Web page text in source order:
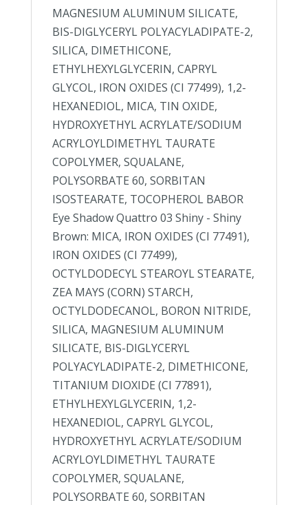
MAGNESIUM ALUMINUM SILICATE,
BIS-DIGLYCERYL POLYACYLADIPATE-2,
SILICA, DIMETHICONE,
ETHYLHEXYLGLYCERIN, CAPRYL
GLYCOL, IRON OXIDES (CI 77499), 1,2-
HEXANEDIOL, MICA, TIN OXIDE,
HYDROXYETHYL ACRYLATE/SODIUM
ACRYLOYLDIMETHYL TAURATE
COPOLYMER, SQUALANE,
POLYSORBATE 60, SORBITAN
ISOSTEARATE, TOCOPHEROL BABOR
Eye Shadow Quattro 03 Shiny - Shiny
Brown: MICA, IRON OXIDES (CI 77491),
IRON OXIDES (CI 77499),
OCTYLDODECYL STEAROYL STEARATE,
ZEA MAYS (CORN) STARCH,
OCTYLDODECANOL, BORON NITRIDE,
SILICA, MAGNESIUM ALUMINUM
SILICATE, BIS-DIGLYCERYL
POLYACYLADIPATE-2, DIMETHICONE,
TITANIUM DIOXIDE (CI 77891),
ETHYLHEXYLGLYCERIN, 1,2-
HEXANEDIOL, CAPRYL GLYCOL,
HYDROXYETHYL ACRYLATE/SODIUM
ACRYLOYLDIMETHYL TAURATE
COPOLYMER, SQUALANE,
POLYSORBATE 60, SORBITAN